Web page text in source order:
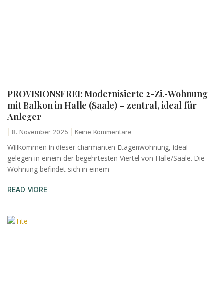
PROVISIONSFREI: Modernisierte 2-Zi.-Wohnung
mit Balkon in Halle (Saale) – zentral, ideal für
Anleger
8. November 2025 Keine Kommentare
Willkommen in dieser charmanten Etagenwohnung, ideal
gelegen in einem der begehrtesten Viertel von Halle/Saale. Die
Wohnung befindet sich in einem
READ MORE